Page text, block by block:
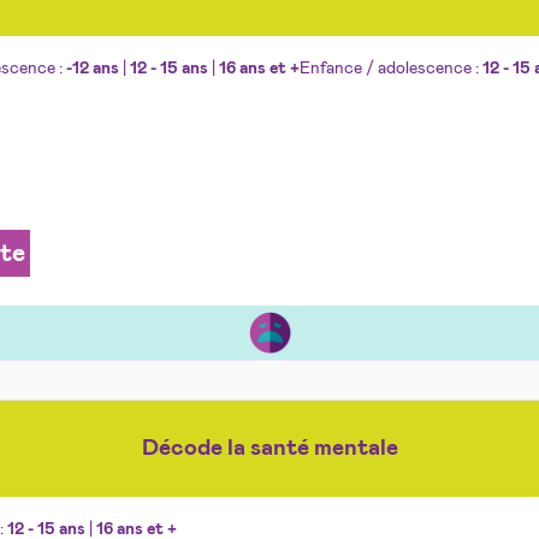
: -12 ans 12 - 15 ans 16 ans et +Enfance / adolescence : 12 - 15
Décode la santé mentale
12 - 15 ans 16 ans et +